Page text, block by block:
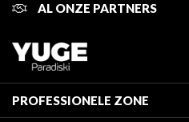
AL ONZE PARTNERS
PROFESSIONELE ZONE